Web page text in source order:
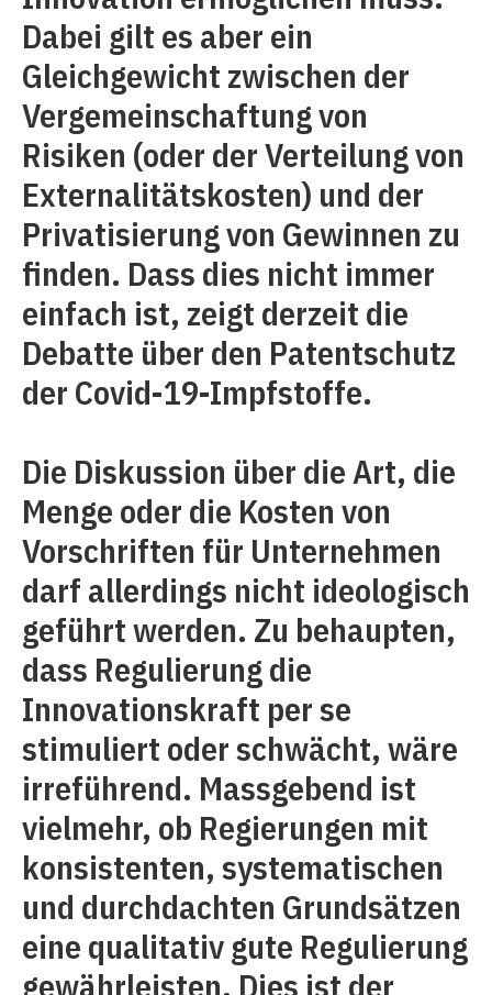
Dabei gilt es aber ein
Gleichgewicht zwischen der
Vergemeinschaftung von
Risiken (oder der Verteilung von
Externalitätskosten) und der
Privatisierung von Gewinnen zu
finden. Dass dies nicht immer
einfach ist, zeigt derzeit die
Debatte über den Patentschutz
der Covid-19-Impfstoffe.
Die Diskussion über die Art, die
Menge oder die Kosten von
Vorschriften für Unternehmen
darf allerdings nicht ideologisch
geführt werden. Zu behaupten,
dass Regulierung die
Innovationskraft per se
stimuliert oder schwächt, wäre
irreführend. Massgebend ist
vielmehr, ob Regierungen mit
konsistenten, systematischen
und durchdachten Grundsätzen
eine qualitativ gute Regulierung
gewährleisten. Dies ist der